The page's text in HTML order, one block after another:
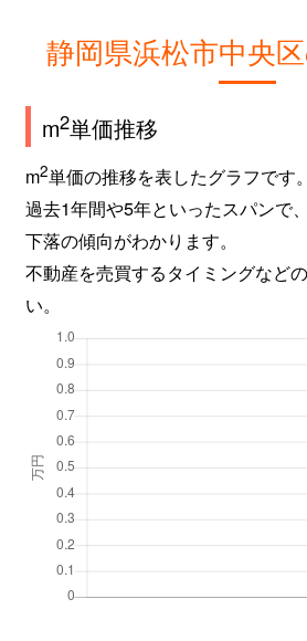
静岡県浜松市中央
m2単価推移
m2単価の推移を表したグラフです。
過去1年間や5年といったスパンで
下落の傾向がわかります。
不動産を売買するタイミングなど
い。